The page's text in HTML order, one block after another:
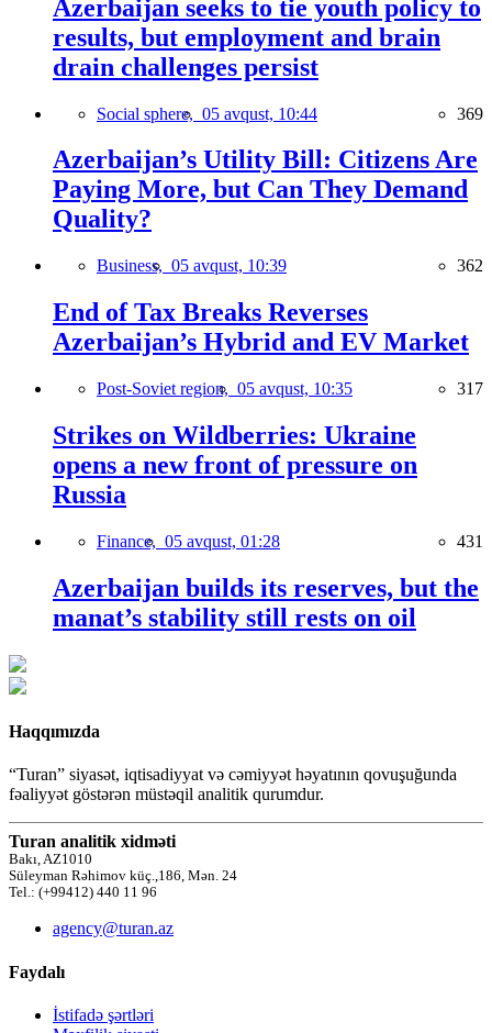
Azerbaijan seeks to tie youth policy to
results, but employment and brain
drain challenges persist
Social sphere, 05 avqust, 10:44 369
Azerbaijan’s Utility Bill: Citizens Are
Paying More, but Can They Demand
Quality?
Business, 05 avqust, 10:39 362
End of Tax Breaks Reverses
Azerbaijan’s Hybrid and EV Market
Post-Soviet region, 05 avqust, 10:35 317
Strikes on Wildberries: Ukraine
opens a new front of pressure on
Russia
Finance, 05 avqust, 01:28 431
Azerbaijan builds its reserves, but the
manat’s stability still rests on oil
Haqqımızda
“Turan” siyasət, iqtisadiyyat və cəmiyyət həyatının qovuşuğunda
fəaliyyət göstərən müstəqil analitik qurumdur.
Turan analitik xidməti
Bakı, AZ1010
Süleyman Rəhimov küç.,186, Mən. 24
Tel.: (+99412) 440 11 96
agency@turan.az
Faydalı
İstifadə şərtləri